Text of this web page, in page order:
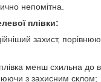
непомітна.
плівки:
захист,
менш схильна до
з захисним склом;